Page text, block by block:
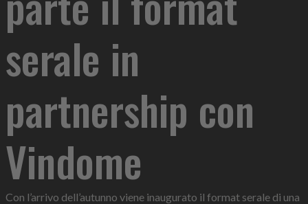
serale in
partnership con
Vindome
Con l’arrivo dell’autunno viene inaugurato il format serale di una